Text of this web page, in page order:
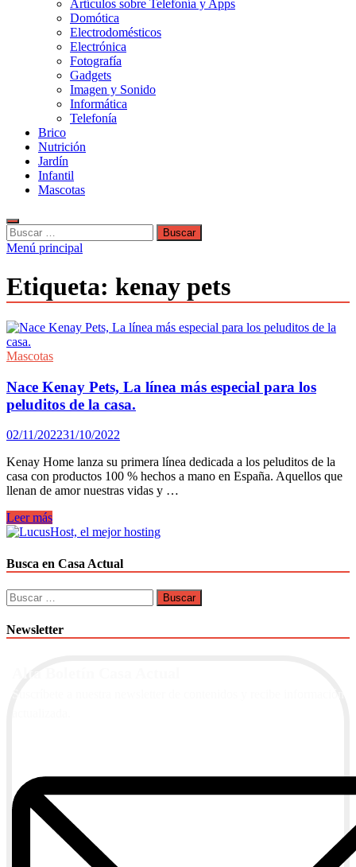
Artículos sobre Telefonía y Apps
Domótica
Electrodomésticos
Electrónica
Fotografía
Gadgets
Imagen y Sonido
Informática
Telefonía
Brico
Nutrición
Jardín
Infantil
Mascotas
Buscar:
Menú principal
Etiqueta: kenay pets
Mascotas
Nace Kenay Pets, La línea más especial para los
peluditos de la casa.
02/11/202231/10/2022
Kenay Home lanza su primera línea dedicada a los peluditos de la
casa con productos 100 % hechos a mano en España. Aquellos que
llenan de amor nuestras vidas y …
Nace
Kenay
La
línea
más
especial
los
Leer más
Busca en Casa Actual
Buscar:
Newsletter